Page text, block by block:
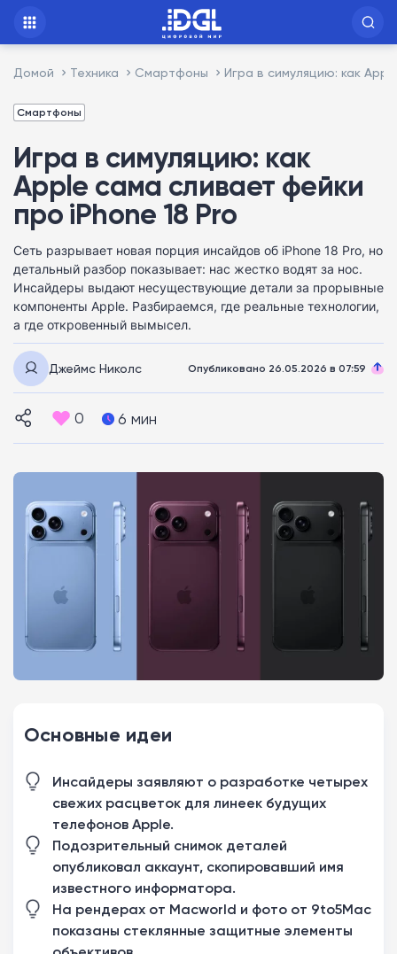
Домой Техника Смартфоны Игра в симуляцию: как
Смартфоны
Игра в симуляцию: как
Apple сама сливает фейки
про iPhone 18 Pro
Сеть разрывает новая порция инсайдов об iPhone 18 Pro, но
детальный разбор показывает: нас жестко водят за нос.
Инсайдеры выдают несуществующие детали за прорывные
компоненты Apple. Разбираемся, где реальные технологии,
а где откровенный вымысел.
Джеймс Николс Опубликовано 26.05.2026 в 07:59
0 6 мин
Основные идеи
Инсайдеры заявляют о разработке четырех
свежих расцветок для линеек будущих
телефонов Apple.
Подозрительный снимок деталей
опубликовал аккаунт, скопировавший имя
известного информатора.
На рендерах от Macworld и фото от 9to5Mac
показаны стеклянные защитные элементы